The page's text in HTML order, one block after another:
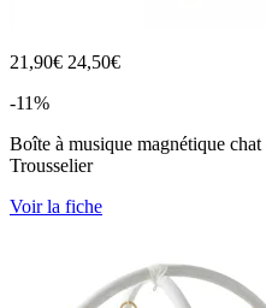
21,90€ 24,50€
-11%
Boîte à musique magnétique
Trousselier
Voir la fiche